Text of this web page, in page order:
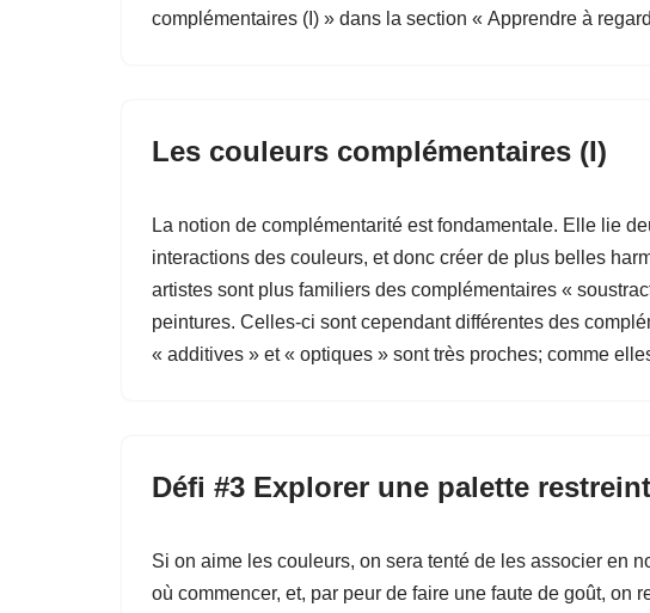
complémentaires (I) » dans la section « Apprendre à
Les couleurs complémentaires (I)
La notion de complémentarité est fondamentale. Elle lie
interactions des couleurs, et donc créer de plus belles
artistes sont plus familiers des complémentaires «
peintures. Celles-ci sont cependant différentes des
« additives » et « optiques » sont très proches; comme
Défi #3 Explorer une palette
Si on aime les couleurs, on sera tenté de les associer en
où commencer, et, par peur de faire une faute de goût, on